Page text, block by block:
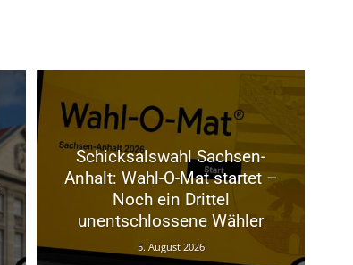
Schicksalswahl Sachsen-
Anhalt: Wahl-O-Mat startet –
Noch ein Drittel
unentschlossene Wähler
5. August 2026